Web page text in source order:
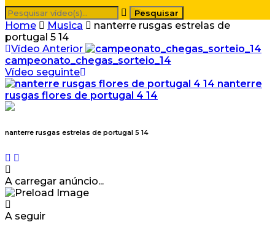
Home Musica
nanterre rusgas estrelas de
portugal 5 14
Vídeo Anterior
campeonato_chegas_sorteio_14
Vídeo seguinte
nanterre
rusgas flores de portugal 4 14
nanterre rusgas estrelas de portugal 5 14
A carregar anúncio...
A seguir